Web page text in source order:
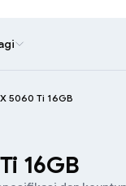
5060 Ti 16GB
16GB